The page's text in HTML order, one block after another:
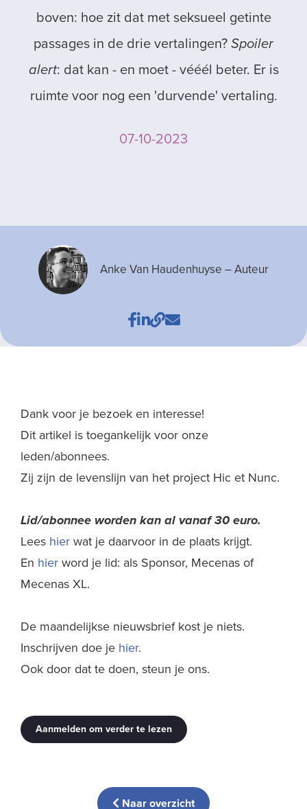
boven: hoe zit dat met seksueel getinte
passages in de drie vertalingen?Spoiler
alert: dat kan - en moet - vééél beter. Er is
ruimte voor nog een 'durvende' vertaling.
07-10-2023
Anke Van Haudenhuyse – Auteur
Dank voor je bezoek en interesse!
Dit artikel is toegankelijk voor onze
leden/abonnees.
Zij zijn de levenslijn van het project Hic et Nunc.
Lid/abonnee worden kan al vanaf 30 euro.
Lees hierwat je daarvoor in de plaats krijgt.
En hierword je lid: als Sponsor, Mecenas of
Mecenas XL.
De maandelijkse nieuwsbrief kost je niets.
Inschrijven doe je hier.
Ook door dat te doen, steun je ons.
Aanmelden om verder te lezen
Naar overzicht